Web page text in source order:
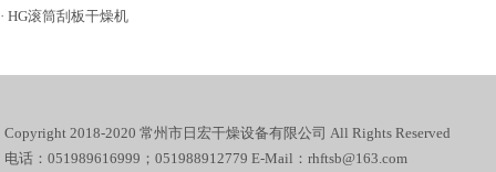
· HG滚筒刮板干燥机
Copyright 2018-2020 常州市日宏干燥设备有限公司 All Rights Reserved
电话：051989616999；051988912779 E-Mail：rhftsb@163.com